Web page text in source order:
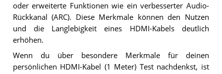
oder erweiterte Funktionen wie ein verbesserter Audio-
Rückkanal (ARC). Diese Merkmale können den Nutzen
und die Langlebigkeit eines HDMI-Kabels deutlich
erhöhen.
Wenn du über besondere Merkmale für deinen
persönlichen HDMI-Kabel (1 Meter) Test nachdenkst, ist